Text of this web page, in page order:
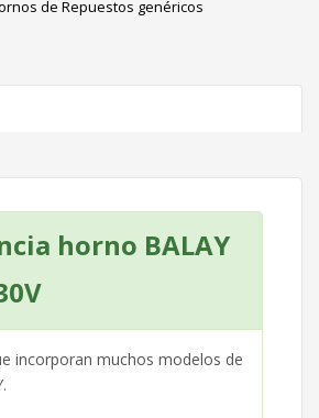
de Repuestos genéricos
horno BALAY
incorporan muchos modelos de